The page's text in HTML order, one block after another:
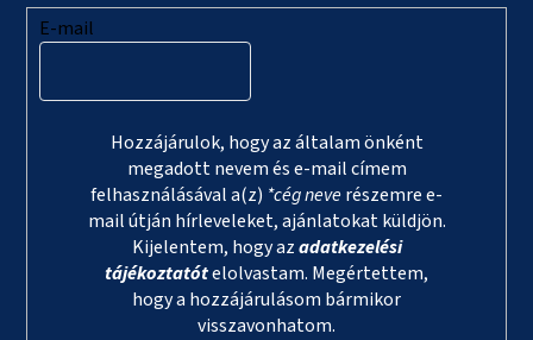
E-mail
Hozzájárulok, hogy az általam önként
megadott nevem és e-mail címem
felhasználásával a(z) *cég neverészemre e-
mail útján hírleveleket, ajánlatokat küldjön.
Kijelentem, hogy azadatkezelési
tájékoztatótelolvastam. Megértettem,
hogy a hozzájárulásom bármikor
visszavonhatom.